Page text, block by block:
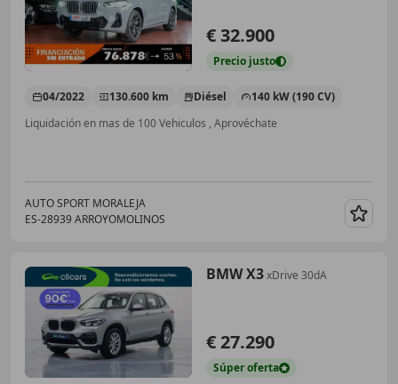
€ 32.900
Precio justo
04/2022 130.600 km Diésel
140 kW (190 CV)
Liquidación en mas de 100 Vehiculos , Aprovéchate
AUTO SPORT MORALEJA
ES-28939 ARROYOMOLINOS
BMW X3xDrive 30dA
€ 27.290
Súperoferta